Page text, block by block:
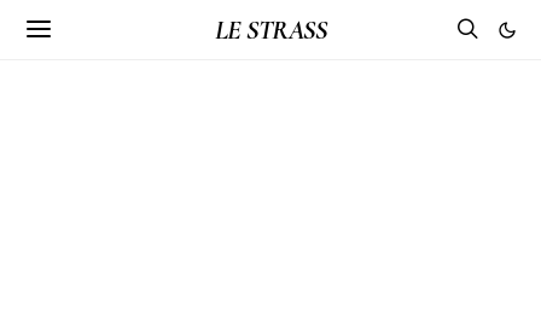
LE STRASS